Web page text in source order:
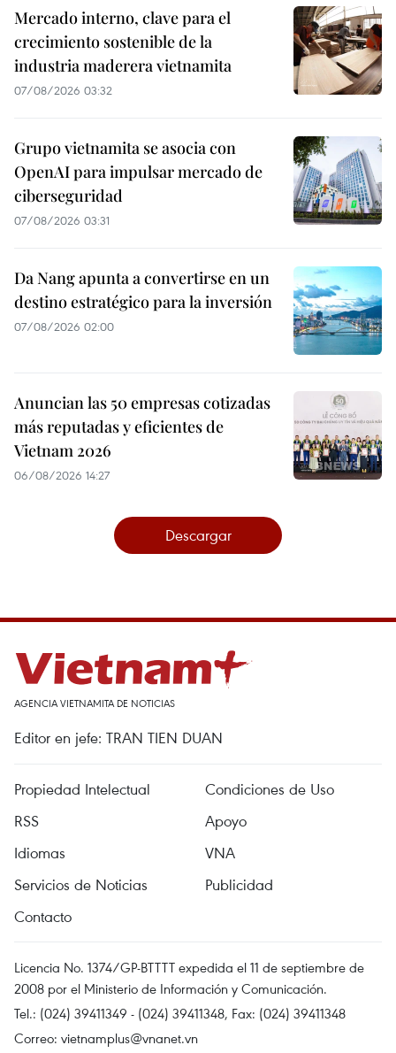
Mercado interno, clave para el
crecimiento sostenible de la
industria maderera vietnamita
07/08/2026 03:32
Grupo vietnamita se asocia con
OpenAI para impulsar mercado de
ciberseguridad
07/08/2026 03:31
Da Nang apunta a convertirse en un
destino estratégico para la inversión
07/08/2026 02:00
Anuncian las 50 empresas cotizadas
más reputadas y eficientes de
Vietnam 2026
06/08/2026 14:27
Descargar
AGENCIA VIETNAMITA DE NOTICIAS
Editor en jefe: TRAN TIEN DUAN
Propiedad Intelectual
Condiciones de Uso
RSS
Apoyo
Idiomas
VNA
Servicios de Noticias
Publicidad
Contacto
Licencia No. 1374/GP-BTTTT expedida el 11 de septiembre de
2008 por el Ministerio de Información y Comunicación.
Tel.: (024) 39411349 - (024) 39411348, Fax: (024) 39411348
Correo: vietnamplus@vnanet.vn